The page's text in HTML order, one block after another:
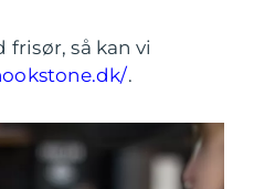
frisør, så kan vi
.